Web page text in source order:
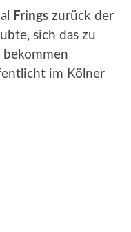
Frings zurück der
sich das zu
im Kölner